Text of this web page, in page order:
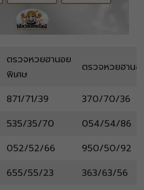
ตรวจหวยฮานอย
พิเศษ
ตรวจหวยฮานอ
871/71/39
370/70/36
535/35/70
054/54/86
052/52/66
950/50/92
655/55/23
363/63/56